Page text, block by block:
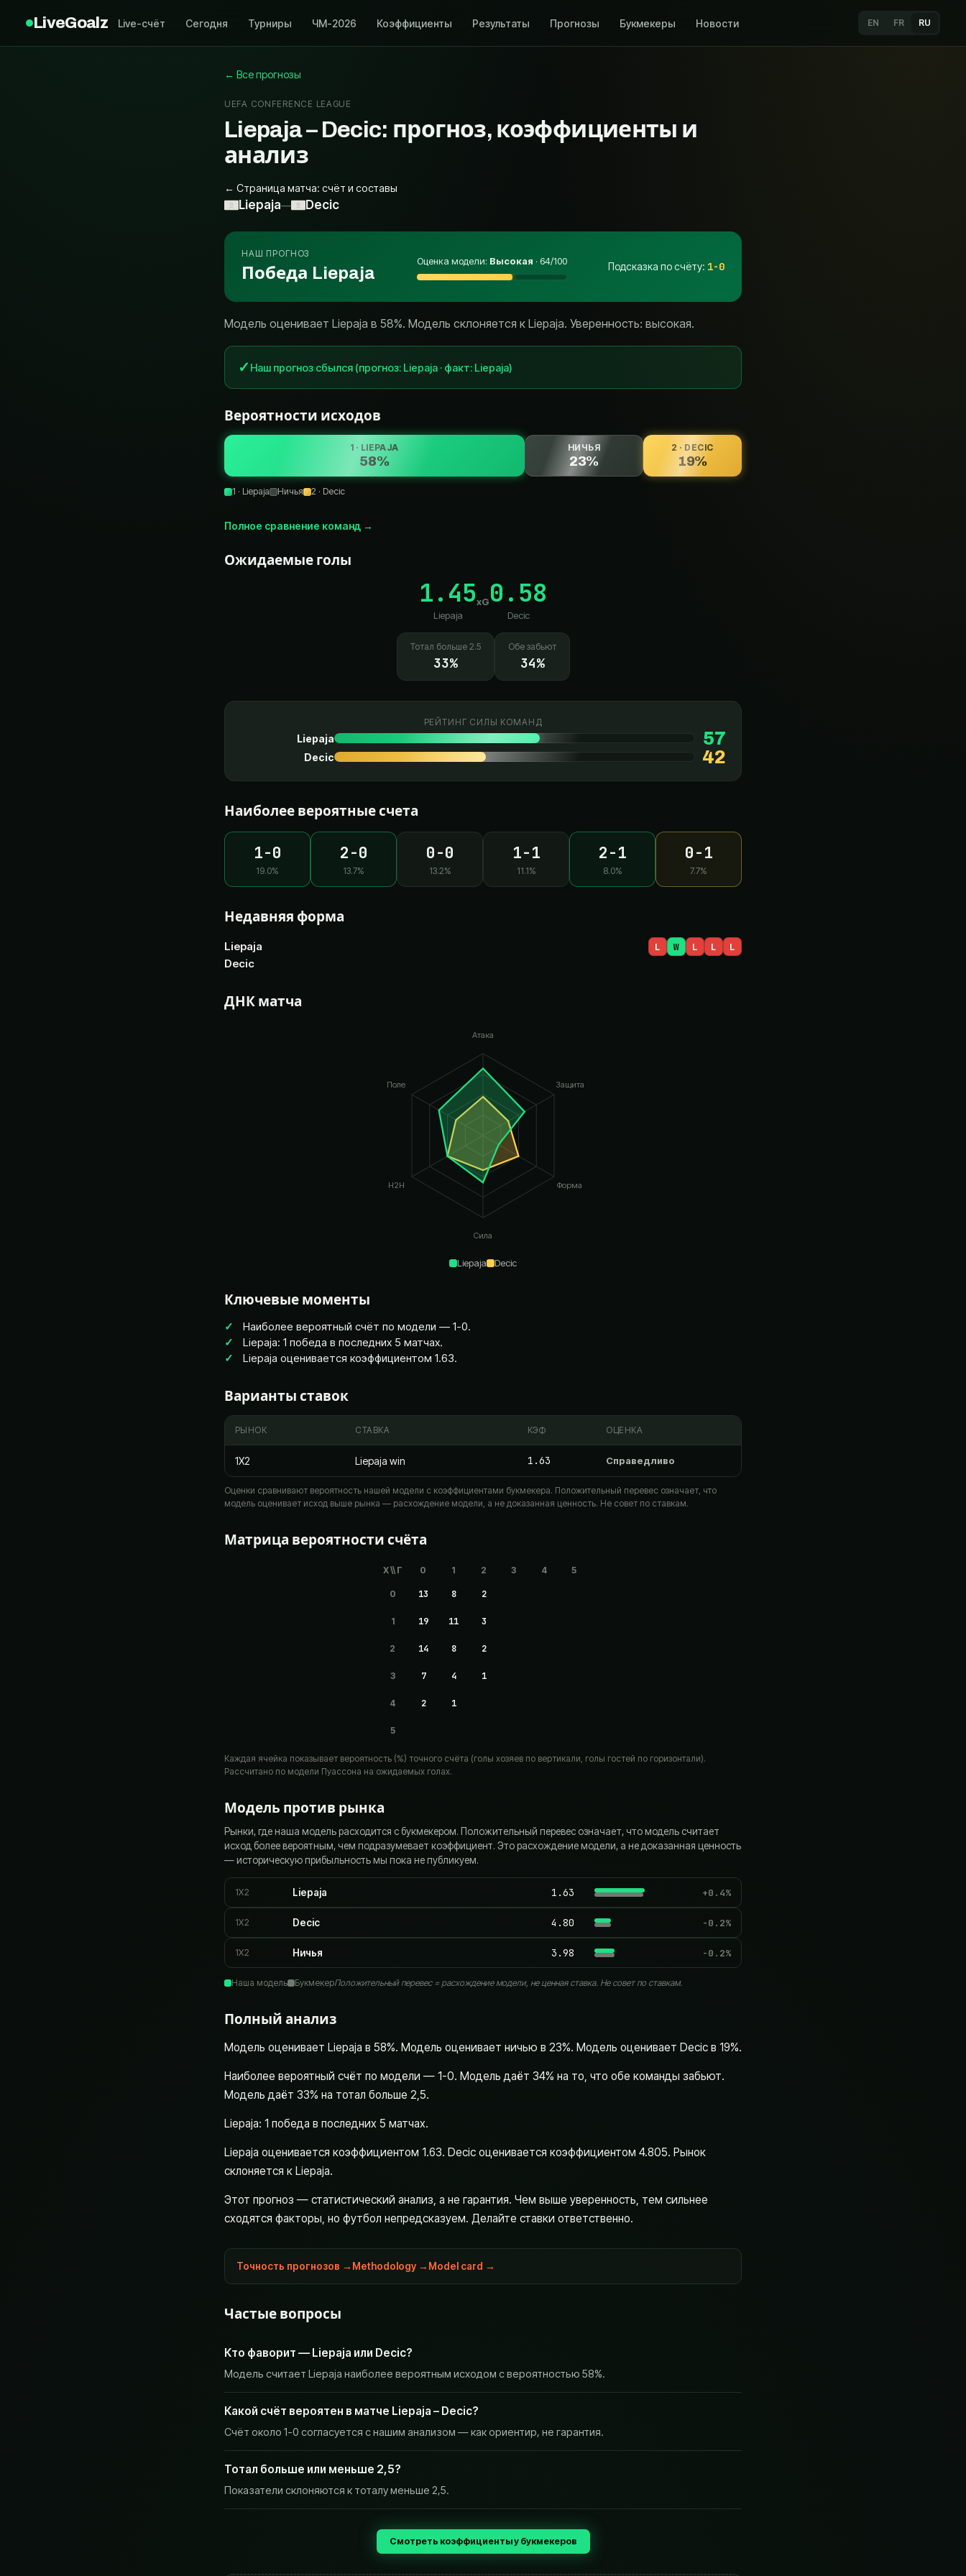
LiveGoalz Live-счёт Сегодня Турниры ЧМ-2026 Коэффициенты Результаты Прогнозы Букмекеры Новости EN FR RU
← Все прогнозы
UEFA CONFERENCE LEAGUE
Liepaja – Decic: прогноз, коэффициенты и
анализ
← Страница матча: счёт и составы
Liepaja— Decic
НАШ ПРОГНОЗ
Победа Liepaja
Оценка модели: Высокая · 64/100 Подсказка по счёту: 1-0
Модель оценивает Liepaja в 58%. Модель склоняется к Liepaja. Уверенность: высокая.
✓ Наш прогноз сбылся (прогноз: Liepaja · факт: Liepaja)
Вероятности исходов
1 · LIEPAJA
58%
НИЧЬЯ
23%
2 · DECIC
19%
1 · Liepaja Ничья 2 · Decic
Полное сравнение команд →
Ожидаемые голы
1.45
Liepaja
xG0.58
Decic
Тотал больше 2.5
33%
Обе забьют
34%
РЕЙТИНГ СИЛЫ КОМАНД
Liepaja 57
Decic 42
Наиболее вероятные счета
1-0
19.0%
2-0
13.7%
0-0
13.2%
1-1
11.1%
2-1
8.0%
0-1
7.7%
Недавняя форма
Liepaja L W L L L
Decic
ДНК матча
Атака
Защита
Форма
Сила
H2H
Поле
Liepaja Decic
Ключевые моменты
Наиболее вероятный счёт по модели — 1-0.
Liepaja: 1 победа в последних 5 матчах.
Liepaja оценивается коэффициентом 1.63.
Варианты ставок
РЫНОК СТАВКА КЭФ ОЦЕНКА
1X2 Liepaja win 1.63 Справедливо
Оценки сравнивают вероятность нашей модели с коэффициентами букмекера. Положительный перевес означает, что
модель оценивает исход выше рынка — расхождение модели, а не доказанная ценность. Не совет по ставкам.
Матрица вероятности счёта
Х \\ Г 0 1 2 3 4 5
0 13 8 2
1 19 11 3
2 14 8 2
3 7 4 1
4 2 1
5
Каждая ячейка показывает вероятность (%) точного счёта (голы хозяев по вертикали, голы гостей по горизонтали).
Рассчитано по модели Пуассона на ожидаемых голах.
Модель против рынка
Рынки, где наша модель расходится с букмекером. Положительный перевес означает, что модель считает
исход более вероятным, чем подразумевает коэффициент. Это расхождение модели, а не доказанная ценность
— историческую прибыльность мы пока не публикуем.
1X2 Liepaja 1.63 +0.4%
1X2 Decic 4.80 -0.2%
1X2 Ничья 3.98 -0.2%
Наша модель БукмекерПоложительный перевес = расхождение модели, не ценная ставка. Не совет по ставкам.
Полный анализ
Модель оценивает Liepaja в 58%. Модель оценивает ничью в 23%. Модель оценивает Decic в 19%.
Наиболее вероятный счёт по модели — 1-0. Модель даёт 34% на то, что обе команды забьют.
Модель даёт 33% на тотал больше 2,5.
Liepaja: 1 победа в последних 5 матчах.
Liepaja оценивается коэффициентом 1.63. Decic оценивается коэффициентом 4.805. Рынок
склоняется к Liepaja.
Этот прогноз — статистический анализ, а не гарантия. Чем выше уверенность, тем сильнее
сходятся факторы, но футбол непредсказуем. Делайте ставки ответственно.
Точность прогнозов → Methodology → Model card →
Частые вопросы
Кто фаворит — Liepaja или Decic?
Модель считает Liepaja наиболее вероятным исходом с вероятностью 58%.
Какой счёт вероятен в матче Liepaja – Decic?
Счёт около 1-0 согласуется с нашим анализом — как ориентир, не гарантия.
Тотал больше или меньше 2,5?
Показатели склоняются к тоталу меньше 2,5.
Смотреть коэффициенты у букмекеров